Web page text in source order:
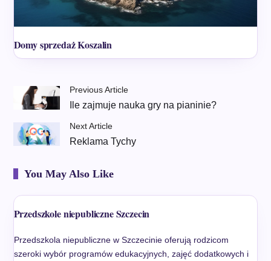
Domy sprzedaż Koszalin
Previous Article
Ile zajmuje nauka gry na pianinie?
Next Article
Reklama Tychy
You May Also Like
Przedszkole niepubliczne Szczecin
Przedszkola niepubliczne w Szczecinie oferują rodzicom
szeroki wybór programów edukacyjnych, zajęć dodatkowych i